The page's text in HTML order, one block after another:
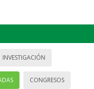
INVESTIGACIÓN
CONGRESOS